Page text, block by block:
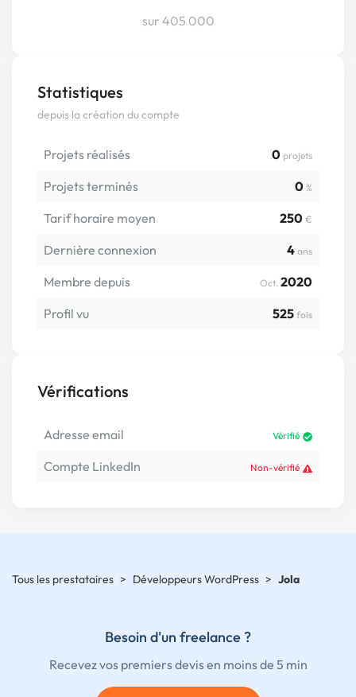
sur 405 000
Statistiques
depuis la création du compte
Projets réalisés 0 projets
Projets terminés 0 %
Tarif horaire moyen 250 €
Dernière connexion 4 ans
Membre depuis Oct. 2020
Profil vu
525 fois
Vérifications
Adresse email Vérifié
Compte LinkedIn Non-vérifié
Tous les prestataires > Développeurs WordPress > Jola
Besoin d'un freelance ?
Recevez vos premiers devis en moins de 5 min